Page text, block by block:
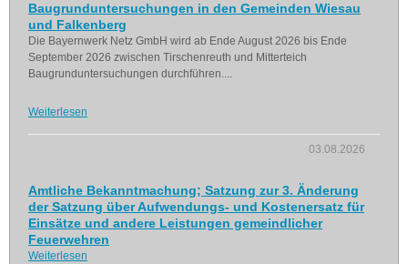
Baugrunduntersuchungen in den Gemeinden Wiesau
und Falkenberg
Die Bayernwerk Netz GmbH wird ab Ende August 2026 bis Ende
September 2026 zwischen Tirschenreuth und Mitterteich
Baugrunduntersuchungen durchführen....
Weiterlesen
03.08.2026
Amtliche Bekanntmachung; Satzung zur 3. Änderung
der Satzung über Aufwendungs- und Kostenersatz für
Einsätze und andere Leistungen gemeindlicher
Feuerwehren
Weiterlesen